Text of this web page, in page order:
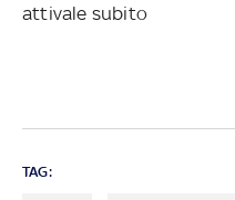
attivale subito
TAG: